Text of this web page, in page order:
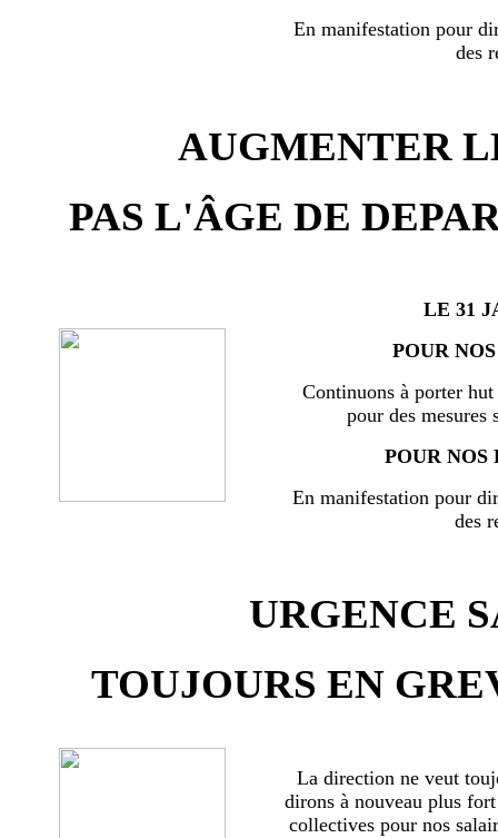
En manifestation pour
des
AUGMENTER
PAS L'ÂGE DE
LE 31
POUR
Continuons à porter
pour des mesures
POUR NOS
En manifestation pour
des
URGENCE
TOUJOURS EN
La direction ne veut
dirons à nouveau plus
collectives pour nos